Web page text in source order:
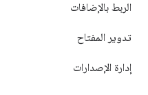
الربط بالإضافات
تدوير المفتاح
إدارة الإصدارات